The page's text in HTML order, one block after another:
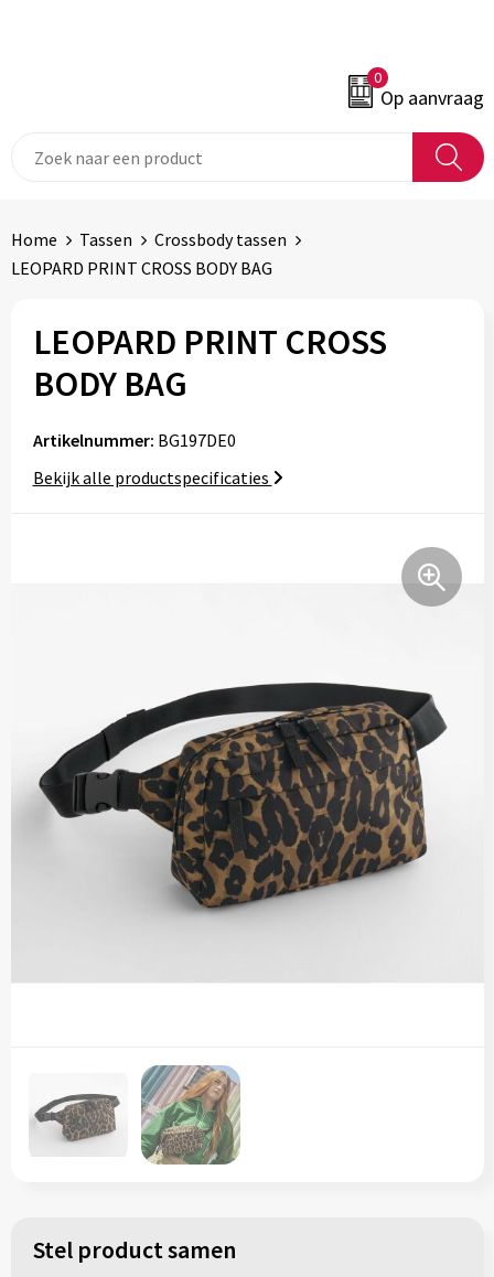
0
Op aanvraag
Home Tassen
Crossbody tassen
LEOPARD PRINT CROSS BODY BAG
LEOPARD PRINT CROSS
BODY BAG
Artikelnummer: BG197DE0
Bekijk alle productspecificaties
Stel product samen